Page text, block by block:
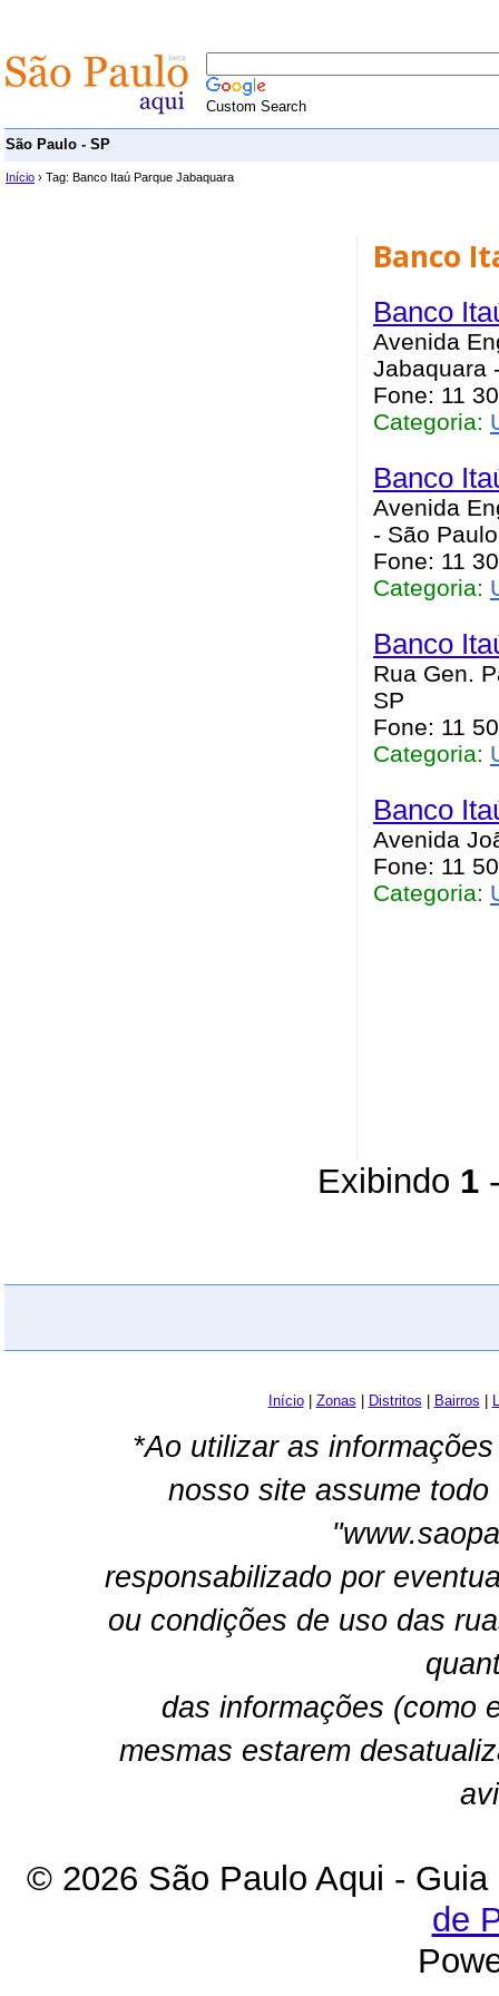
Custom Search
São Paulo - SP
Início › Tag: Banco Itaú Parque Jabaquara
Banco
Banco
Avenida
Jabaquara
Fone: 11
Categoria:
Banco
Avenida
- São
Fone: 11
Categoria:
Banco
Rua Gen.
SP
Fone: 11
Categoria:
Banco
Avenida
Fone: 11
Categoria:
Exibindo 1
Início| Zonas Distritos Bairros
*Ao utilizar as
nosso site assume
responsabilizado por
ou condições de uso das
das informações (como
mesmas estarem
© 2026 São Paulo Aqui -
de